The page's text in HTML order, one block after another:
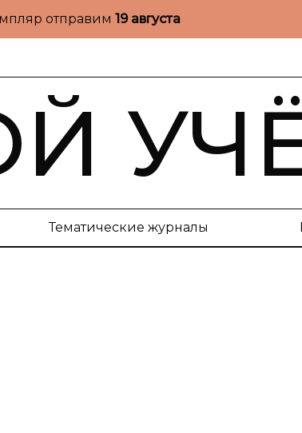
отправим 19 августа
Тематические журналы